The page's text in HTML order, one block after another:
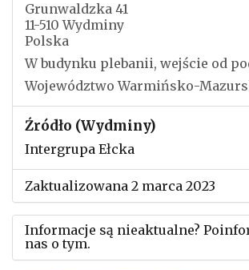
Grunwaldzka 41
11-510 Wydminy
Polska
W budynku plebanii, wejście od
Województwo Warmińsko-
Źródło (Wydminy)
Intergrupa Ełcka
Zaktualizowana 2 marca 2023
Informacje są nieaktualne?
nas o tym.